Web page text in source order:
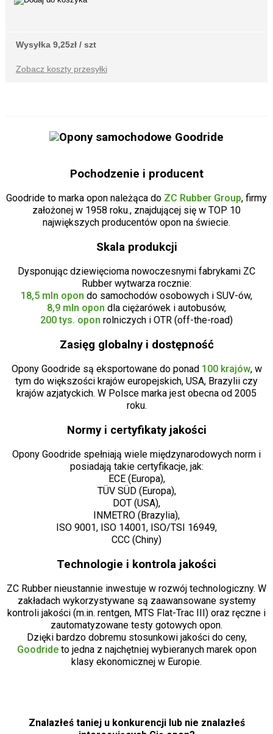
Wysyłka 9,25zł / szt
Zobacz koszty przesyłki
Pochodzenie i producent
Goodride to marka opon należąca do ZC Rubber Group, firmy
założonej w 1958 roku., znajdującej się w TOP 10
największych producentów opon na świecie.
Skala produkcji
Dysponując dziewięcioma nowoczesnymi fabrykami ZC
Rubber wytwarza rocznie:
18,5 mln opon do samochodów osobowych i SUV-ów,
8,9 mln opon dla ciężarówek i autobusów,
200 tys. opon rolniczych i OTR (off-the-road)
Zasięg globalny i dostępność
Opony Goodride są eksportowane do ponad 100 krajów, w
tym do większości krajów europejskich, USA, Brazylii czy
krajów azjatyckich. W Polsce marka jest obecna od 2005
roku.
Normy i certyfikaty jakości
Opony Goodride spełniają wiele międzynarodowych norm i
posiadają takie certyfikacje, jak:
ECE (Europa),
TÜV SÜD (Europa),
DOT (USA),
INMETRO (Brazylia),
ISO 9001, ISO 14001, ISO/TSI 16949,
CCC (Chiny)
Technologie i kontrola jakości
ZC Rubber nieustannie inwestuje w rozwój technologiczny. W
zakładach wykorzystywane są zaawansowane systemy
kontroli jakości (m.in. rentgen, MTS Flat-Trac III) oraz ręczne i
zautomatyzowane testy gotowych opon.
Dzięki bardzo dobremu stosunkowi jakości do ceny,
Goodrideto jedna z najchętniej wybieranych marek opon
klasy ekonomicznej w Europie.
Znalazłeś taniej u konkurencji lub nie znalazłeś